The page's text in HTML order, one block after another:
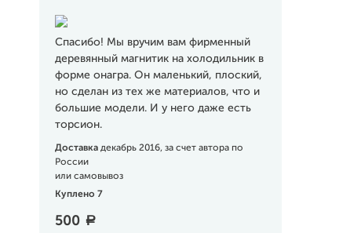
Спасибо! Мы вручим вам фирменный
деревянный магнитик на холодильник в
форме онагра. Он маленький, плоский,
но сделан из тех же материалов, что и
большие модели. И у него даже есть
торсион.
Доставка декабрь 2016, за счет автора по
России
или самовывоз
Куплено 7
500 a